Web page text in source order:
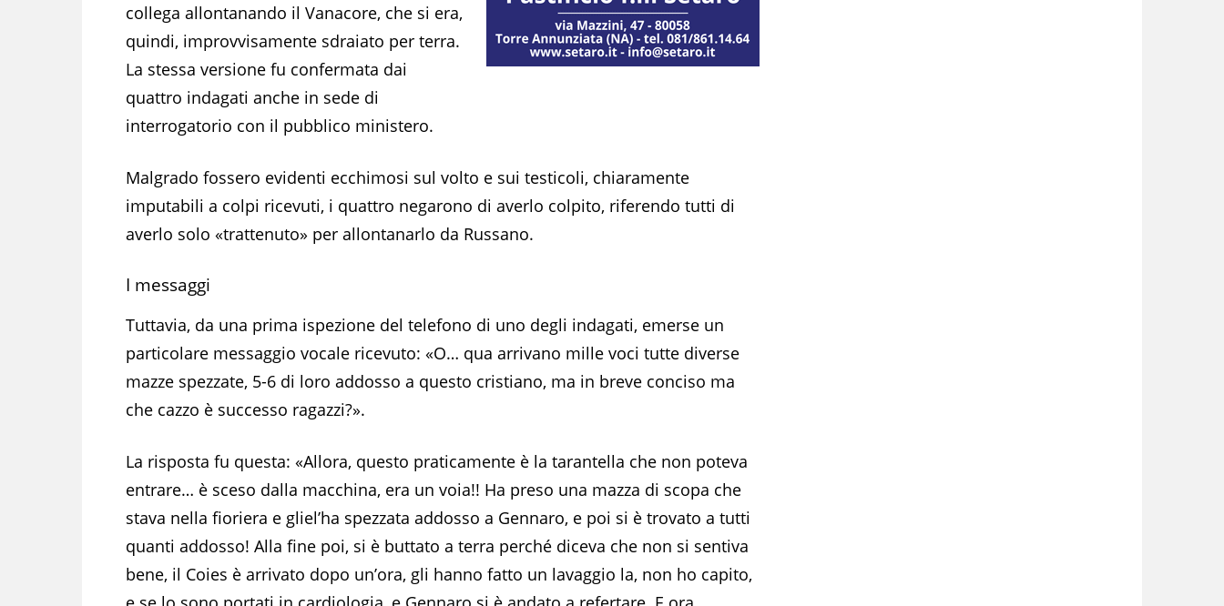
collega allontanando il Vanacore, che si era,
quindi, improvvisamente sdraiato per terra.
La stessa versione fu confermata dai
quattro indagati anche in sede di
interrogatorio con il pubblico ministero.
Malgrado fossero evidenti ecchimosi sul volto e sui testicoli, chiaramente
imputabili a colpi ricevuti, i quattro negarono di averlo colpito, riferendo tutti di
averlo solo «trattenuto» per allontanarlo da Russano.
I messaggi
Tuttavia, da una prima ispezione del telefono di uno degli indagati, emerse un
particolare messaggio vocale ricevuto: «O… qua arrivano mille voci tutte diverse
mazze spezzate, 5-6 di loro addosso a questo cristiano, ma in breve conciso ma
che cazzo è successo ragazzi?».
La risposta fu questa: «Allora, questo praticamente è la tarantella che non poteva
entrare… è sceso dalla macchina, era un voia!! Ha preso una mazza di scopa che
stava nella fioriera e gliel’ha spezzata addosso a Gennaro, e poi si è trovato a tutti
quanti addosso! Alla fine poi, si è buttato a terra perché diceva che non si sentiva
bene, il Coies è arrivato dopo un’ora, gli hanno fatto un lavaggio la, non ho capito,